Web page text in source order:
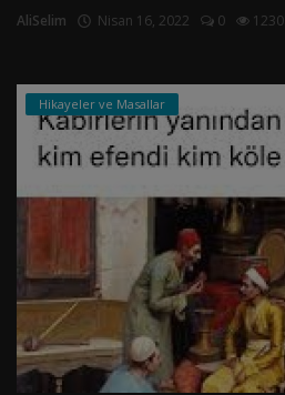
AliSelim Nisan 16, 2022 0 1230
Hikayeler ve Masallar